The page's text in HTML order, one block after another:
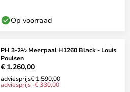
Op voorraad
PH 3-2½ Meerpaal H1260 Black - Louis
Poulsen
€ 1.260,00
adviesprijs€ 1.590,00
adviesprijs -€ 330,00